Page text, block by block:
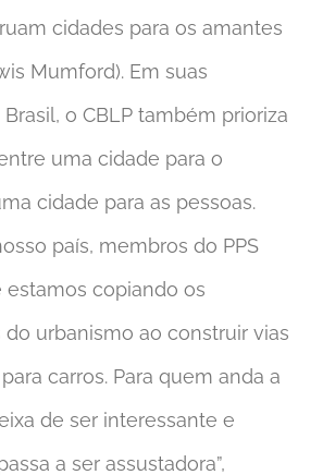
cidades para os amantes
Mumford). Em suas
o CBLP também prioriza
uma cidade para o
cidade para as pessoas.
país, membros do PPS
estamos copiando os
urbanismo ao construir vias
carros. Para quem anda a
de ser interessante e
a ser assustadora”,